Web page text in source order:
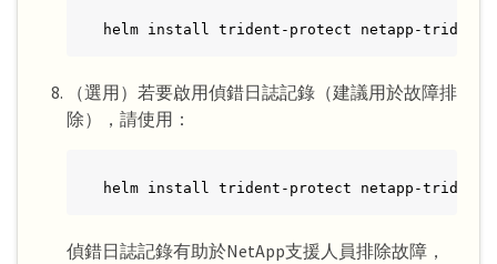
helm install trident-protect netapp-trident-
（選用）若要啟用偵錯日誌記錄（建議用於故障排
除），請使用：
helm install trident-protect netapp-trident-
偵錯日誌記錄有助於NetApp支援人員排除故障，